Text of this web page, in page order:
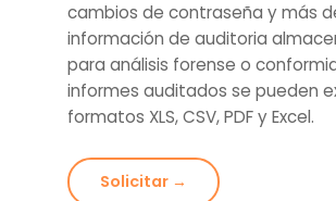
cambios de contraseña y más
información de auditoria
para análisis forense o
informes auditados se pueden
formatos XLS, CSV, PDF y Excel.
Solicitar →